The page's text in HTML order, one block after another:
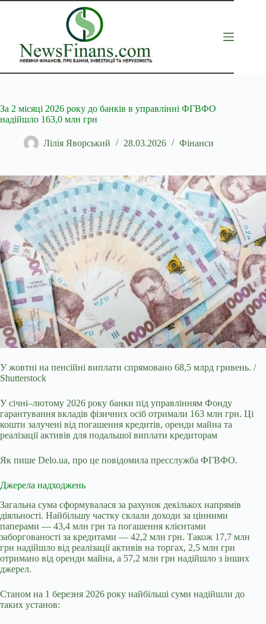
Перейти
За 2 місяці 2026 року до банків в управлінні ФГВФО
надійшло 163,0 млн грн
Лілія Яворський 28.03.2026 Фінанси
У жовтні на пенсійні виплати спрямовано 68,5 млрд гривень. /
Shutterstock
У січні–лютому 2026 року банки під управлінням Фонду
гарантування вкладів фізичних осіб отримали 163 млн грн. Ці
кошти залучені від погашення кредитів, оренди майна та
реалізації активів для подальшої виплати кредиторам
Як пише Delo.ua, про це повідомила пресслужба ФГВФО.
Джерела надходжень
Загальна сума сформувалася за рахунок декількох напрямів
діяльності. Найбільшу частку склали доходи за цінними
паперами — 43,4 млн грн та погашення клієнтами
заборгованості за кредитами — 42,2 млн грн. Також 17,7 млн
грн надійшло від реалізації активів на торгах, 2,5 млн грн
отримано від оренди майна, а 57,2 млн грн надійшло з інших
джерел.
Станом на 1 березня 2026 року найбільші суми надійшли до
таких установ: